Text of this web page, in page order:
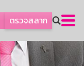
ตรวจสลาก